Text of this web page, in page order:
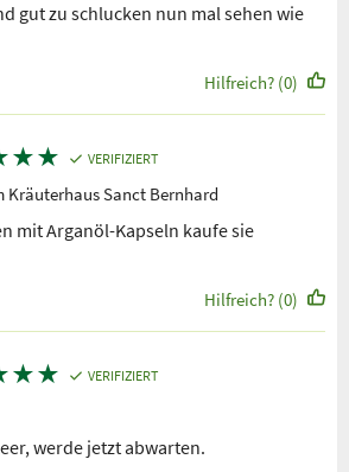
gut zu schlucken nun mal sehen wie
Hilfreich? (0)
★★ VERIFIZIERT
Kräuterhaus Sanct Bernhard
mit Arganöl-Kapseln kaufe sie
Hilfreich? (0)
★★ VERIFIZIERT
werde jetzt abwarten.